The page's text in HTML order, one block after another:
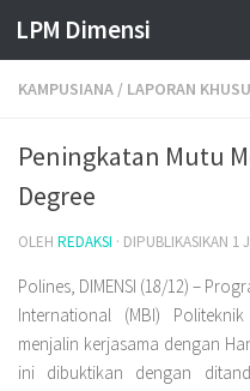
Skip to content
LPM Dimensi
KAMPUSIANA / LAPORAN
Peningkatan Mutu
Degree
OLEH REDAKSI · DIPUBLIKASIKAN 1
Polines, DIMENSI (18/12) –
International (MBI)
menjalin kerjasama dengan
ini dibuktikan dengan